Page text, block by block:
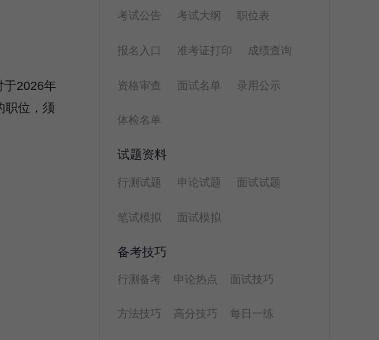
2026年
职位，须
考试公告 考试大纲 职位表
报名入口 准考证打印 成绩查询
资格审查 面试名单 录用公示
体检名单
试题资料
行测试题 申论试题 面试试题
笔试模拟 面试模拟
备考技巧
行测备考 申论热点 面试技巧
方法技巧 高分技巧 每日一练